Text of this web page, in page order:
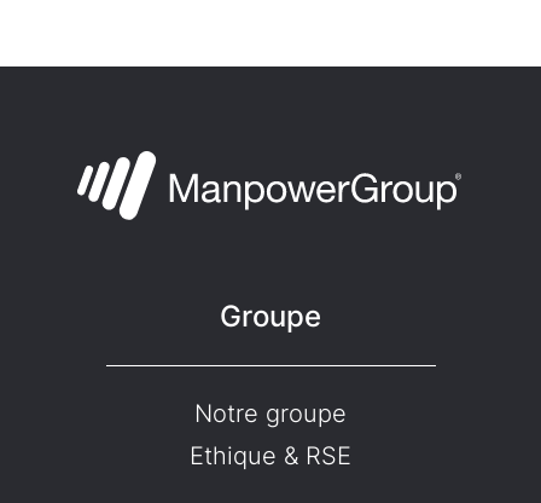
Groupe
Notre groupe
Ethique & RSE